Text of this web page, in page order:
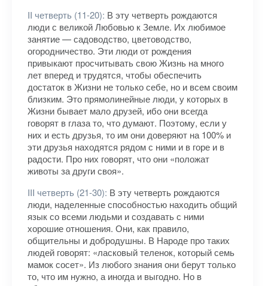
II четверть (11-20): В эту четверть рождаются
люди с великой Любовью к Земле. Их любимое
занятие — садоводство, цветоводство,
огородничество. Эти люди от рождения
привыкают просчитывать свою Жизнь на много
лет вперед и трудятся, чтобы обеспечить
достаток в Жизни не только себе, но и всем своим
близким. Это прямолинейные люди, у которых в
Жизни бывает мало друзей, ибо они всегда
говорят в глаза то, что думают. Поэтому, если у
них и есть друзья, то им они доверяют на 100% и
эти друзья находятся рядом с ними и в горе и в
радости. Про них говорят, что они «положат
животы за други своя».
III четверть (21-30): В эту четверть рождаются
люди, наделенные способностью находить общий
язык со всеми людьми и создавать с ними
хорошие отношения. Они, как правило,
общительны и добродушны. В Народе про таких
людей говорят: «ласковый теленок, который семь
мамок сосет». Из любого знания они берут только
то, что им нужно, а иногда и выгодно. Но в